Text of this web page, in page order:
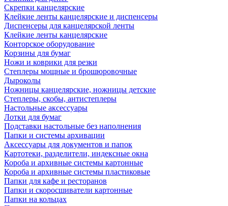
Скрепки канцелярские
Клейкие ленты канцелярские и диспенсеры
Диспенсеры для канцелярской ленты
Клейкие ленты канцелярские
Конторское оборудование
Корзины для бумаг
Ножи и коврики для резки
Степлеры мощные и брошюровочные
Дыроколы
Ножницы канцелярские, ножницы детские
Степлеры, скобы, антистеплеры
Настольные аксессуары
Лотки для бумаг
Подставки настольные без наполнения
Папки и системы архивации
Аксессуары для документов и папок
Картотеки, разделители, индексные окна
Короба и архивные системы картонные
Короба и архивные системы пластиковые
Папки для кафе и ресторанов
Папки и скоросшиватели картонные
Папки на кольцах